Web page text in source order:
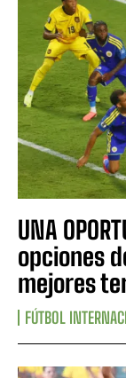
UNA
opciones
mejores
FÚTBOL